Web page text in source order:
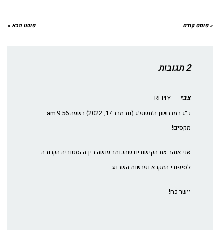
« פוסט קודם פוסט הבא »
2 תגובות
צבי
REPLY
כ״ג במרחשון ה׳תשפ״ג (נובמבר 17, 2022) בשעה 9:56 am
מקסים!
אני אוהב את הקישורים שהכותב עושה בין ההסטוריה הקרובה
לסיפורי המקרא ופרשות השבוע.
יישר כח!